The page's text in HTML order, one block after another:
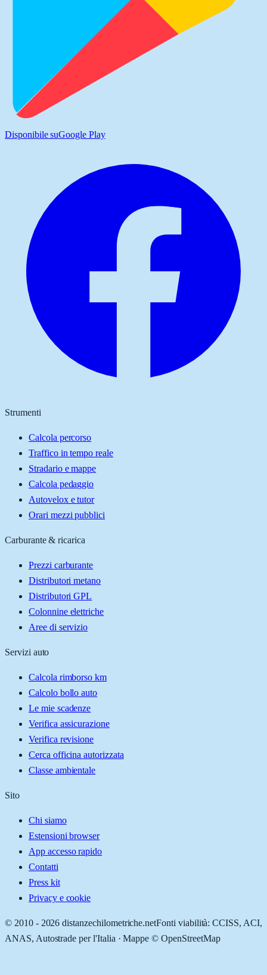
Disponibile suGoogle Play
Strumenti
Calcola percorso
Traffico in tempo reale
Stradario e mappe
Calcola pedaggio
Autovelox e tutor
Orari mezzi pubblici
Carburante & ricarica
Prezzi carburante
Distributori metano
Distributori GPL
Colonnine elettriche
Aree di servizio
Servizi auto
Calcola rimborso km
Calcolo bollo auto
Le mie scadenze
Verifica assicurazione
Verifica revisione
Cerca officina autorizzata
Classe ambientale
Sito
Chi siamo
Estensioni browser
App accesso rapido
Contatti
Press kit
Privacy e cookie
© 2010 - 2026 distanzechilometriche.netFonti viabilità: CCISS, ACI,
ANAS, Autostrade per l'Italia · Mappe © OpenStreetMap